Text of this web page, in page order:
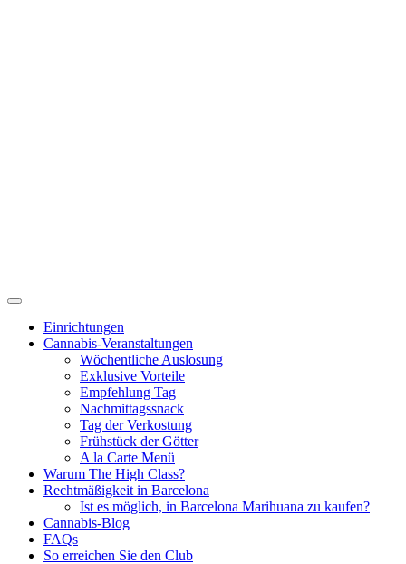
Einrichtungen
Cannabis-Veranstaltungen
Wöchentliche Auslosung
Exklusive Vorteile
Empfehlung Tag
Nachmittagssnack
Tag der Verkostung
Frühstück der Götter
A la Carte Menü
Warum The High Class?
Rechtmäßigkeit in Barcelona
Ist es möglich, in Barcelona Marihuana zu kaufen?
Cannabis-Blog
FAQs
So erreichen Sie den Club